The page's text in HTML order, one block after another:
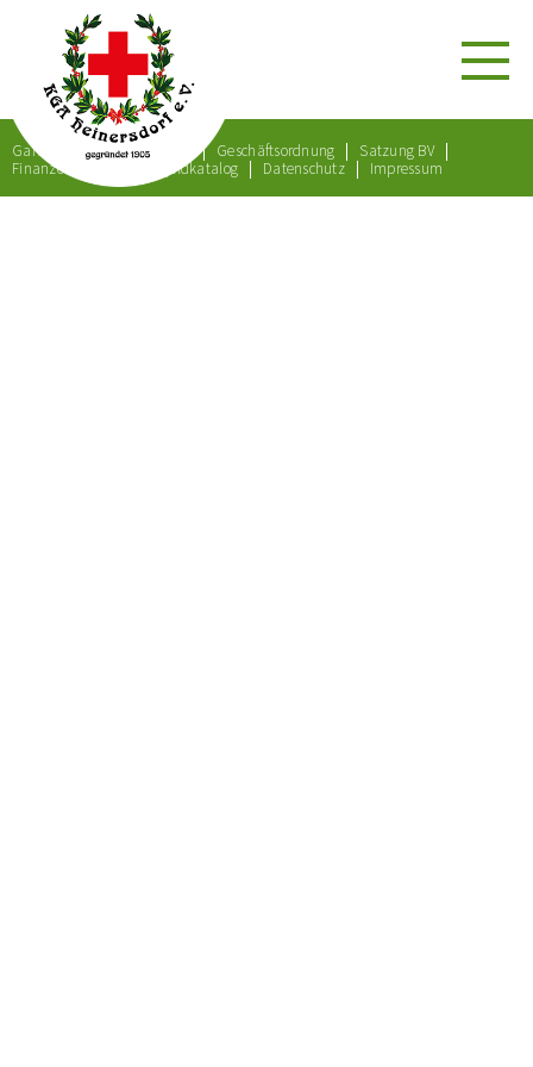
Gartenordnung Satzung Geschäftsordnung
Satzung BV
Finanzordnung
Bußgeldkatalog Datenschutz Impressum